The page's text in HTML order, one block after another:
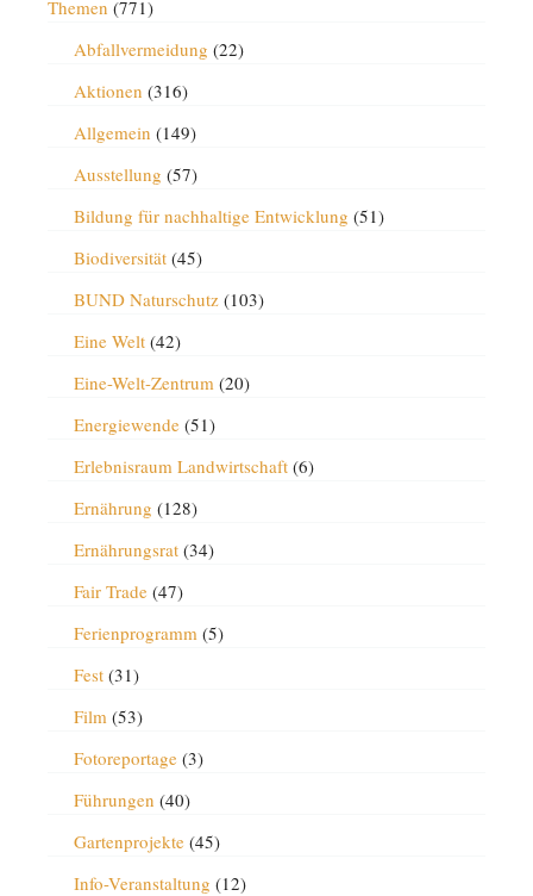
Themen (771)
Abfallvermeidung (22)
Aktionen (316)
Allgemein (149)
Ausstellung (57)
Bildung für nachhaltige Entwicklung (51)
Biodiversität(45)
BUND Naturschutz(103)
Eine Welt(42)
Eine-Welt-Zentrum(20)
Energiewende(51)
Erlebnisraum Landwirtschaft(6)
Ernährung (128)
Ernährungsrat(34)
Fair Trade(47)
Ferienprogramm(5)
Fest(31)
Film(53)
Fotoreportage(3)
Führungen (40)
Gartenprojekte(45)
Info-Veranstaltung (12)